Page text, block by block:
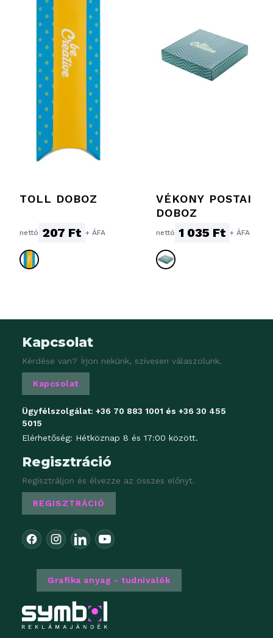
TOLL DOBOZ
nettó 207 Ft + ÁFA
VÉKONY POSTAI
DOBOZ
nettó 1 035 Ft + ÁFA
Kapcsolat
Kérdése van? Írjon nekünk, szívesen válaszolunk.
Kapcsolat
Ügyfélszolgálat: +36 70 883 1001 és +36 30 455
5015
Elérhetőség: Hétköznap 8 és 17:00 között.
Regisztráció
Regisztráljon és élvezze az összes előnyt.
REGISZTRÁCIÓ
Grafika anyag - tudnivalók